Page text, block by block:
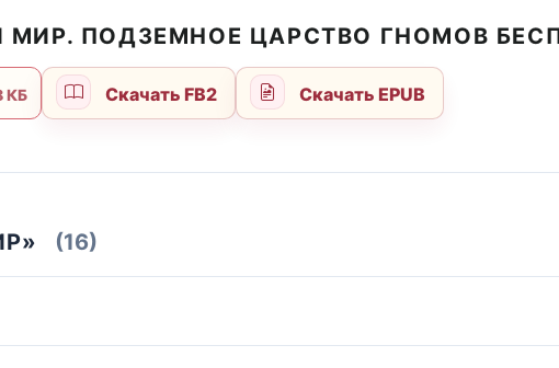
МИР. ПОДЗЕМНОЕ ЦАРСТВО ГНОМОВ
КБ Скачать FB2 Скачать EPUB
(16)